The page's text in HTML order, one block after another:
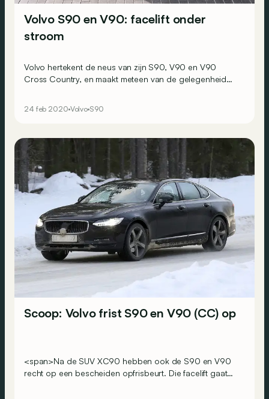
Volvo S90 en V90: facelift onder
stroom
Volvo hertekent de neus van zijn S90, V90 en V90
Cross Country, en maakt meteen van de gelegenheid
24 feb 2020 Volvo S90
Scoop: Volvo frist S90 en V90 (CC) op
<span>Na de SUV XC90 hebben ook de S90 en V90
recht op een bescheiden opfrisbeurt. Die facelift gaat